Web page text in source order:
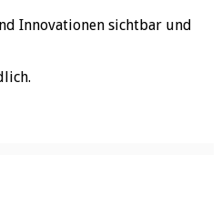
Innovationen sichtbar und